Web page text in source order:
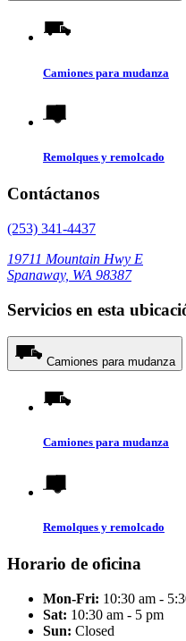
Camiones para mudanza
Remolques y remolcado
Contáctanos
(253) 341-4437
19711 Mountain Hwy E
Spanaway, WA 98387
Servicios en esta
Camiones para mudanza
Camiones para mudanza
Remolques y remolcado
Horario de oficina
Mon-Fri: 10:30 am -
Sat: 10:30 am - 5 pm
Sun: Closed